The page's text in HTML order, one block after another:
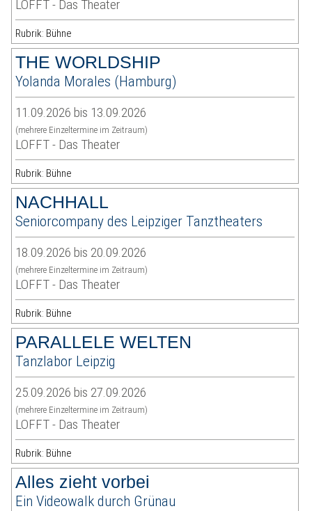
LOFFT - Das Theater
Rubrik: Bühne
THE WORLDSHIP
Yolanda Morales (Hamburg)
11.09.2026 bis 13.09.2026
(mehrere Einzeltermine im Zeitraum)
LOFFT - Das Theater
Rubrik: Bühne
NACHHALL
Seniorcompany des Leipziger Tanztheaters
18.09.2026 bis 20.09.2026
(mehrere Einzeltermine im Zeitraum)
LOFFT - Das Theater
Rubrik: Bühne
PARALLELE WELTEN
Tanzlabor Leipzig
25.09.2026 bis 27.09.2026
(mehrere Einzeltermine im Zeitraum)
LOFFT - Das Theater
Rubrik: Bühne
Alles zieht vorbei
Ein Videowalk durch Grünau